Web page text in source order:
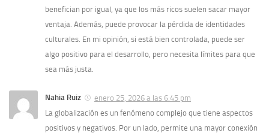
benefician por igual, ya que los más ricos suelen sacar mayor
ventaja. Además, puede provocar la pérdida de identidades
culturales. En mi opinión, si está bien controlada, puede ser
algo positivo para el desarrollo, pero necesita límites para que
sea más justa.
Nahia Ruiz
enero 25, 2026 a las 6:45 pm
La globalización es un fenómeno complejo que tiene aspectos
positivos y negativos. Por un lado, permite una mayor conexión